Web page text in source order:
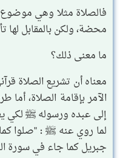
فالصلاة مثلا وهي موضوع
محضة، ولكن بالمقابل لها
ما معنى ذلك؟
معناه أن تشريع الصلاة
الآمر بإقامة الصلاة، أما
إلى عبده ورسوله ﷺ لكي
لما روي عنه ﷺ : "صلوا
جبريل كما جاء في سورة